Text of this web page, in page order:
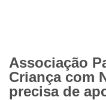
Associação
Criança com
precisa de